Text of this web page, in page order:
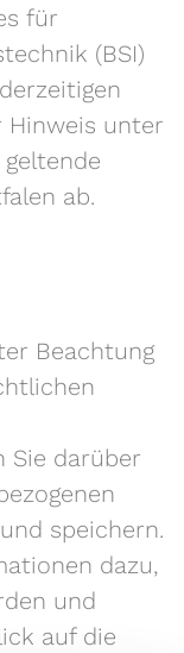
für
(BSI)
Hinweis unter
ab.
Beachtung
Sie darüber
speichern.
dazu,
und
auf die